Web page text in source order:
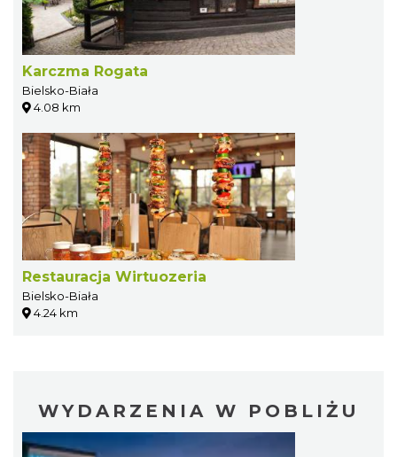
Karczma Rogata
Bielsko-Biała
4.08 km
Restauracja Wirtuozeria
Bielsko-Biała
4.24 km
WYDARZENIA W POBLIŻU